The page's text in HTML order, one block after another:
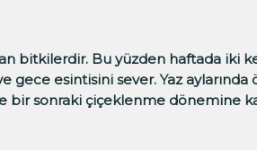
bitkilerdir. Bu yüzden haftada iki
gece esintisini sever. Yaz aylarında
bir sonraki çiçeklenme dönemine